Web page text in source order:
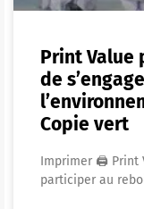
Print Value
de
Copie vert
Imprimer 🖨 Print
participer au